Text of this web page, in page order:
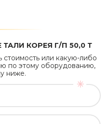
КОРЕЯ Г/П 50,0 Т
стоимость или какую-либо
по этому оборудованию,
ниже.